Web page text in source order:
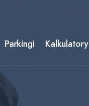
Parkingi Kalkulatory